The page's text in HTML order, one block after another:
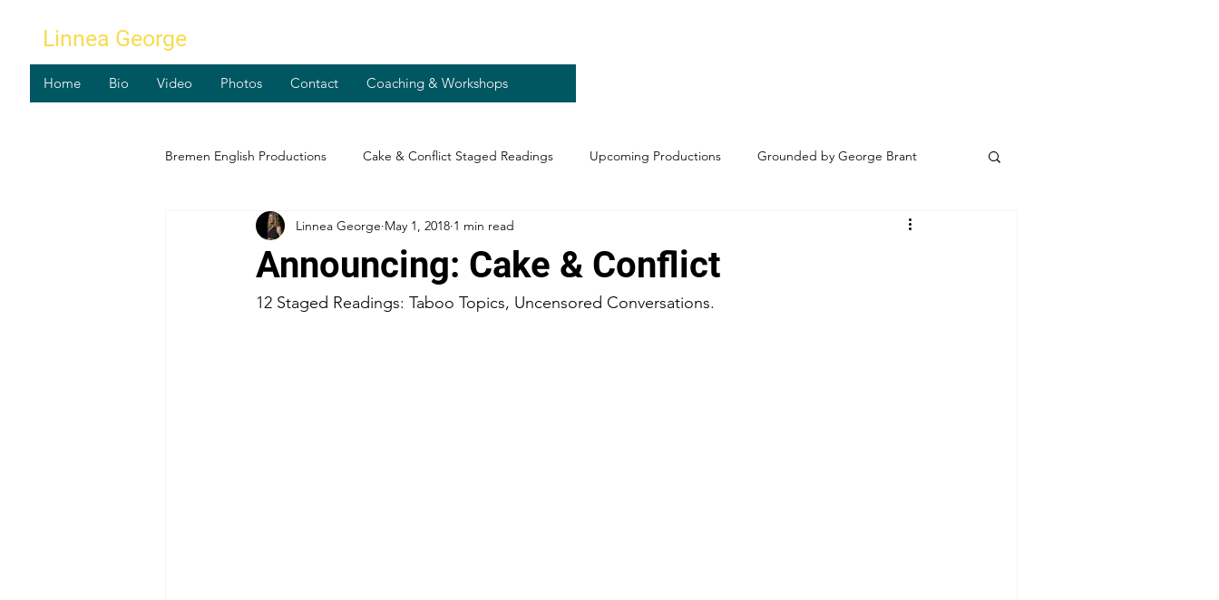
Linnea George
Home Bio Video Photos Contact Coaching & Workshops
Bremen English Productions Cake & Conflict Staged Readings Upcoming Productions Grounded by George Brant
Workshops
Announcing: Cake & Conflict
Linnea George May 1, 2018 1 min read
12 Staged Readings: Taboo Topics, Uncensored Conversations.